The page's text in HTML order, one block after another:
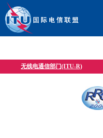
无线电通信部门(ITU-R)